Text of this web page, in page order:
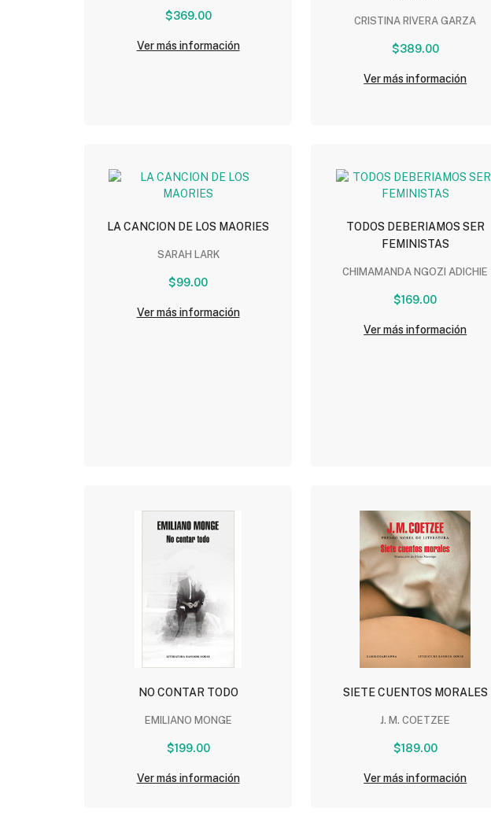
$369.00
Ver más información
CRISTINA RIVERA GARZA
$389.00
Ver más información
LA CANCION DE LOS MAORIES
SARAH LARK
$99.00
Ver más información
TODOS DEBERIAMOS SER
FEMINISTAS
CHIMAMANDA NGOZI ADICHIE
$169.00
Ver más información
NO CONTAR TODO
EMILIANO MONGE
$199.00
Ver más información
SIETE CUENTOS MORALES
J. M. COETZEE
$189.00
Ver más información